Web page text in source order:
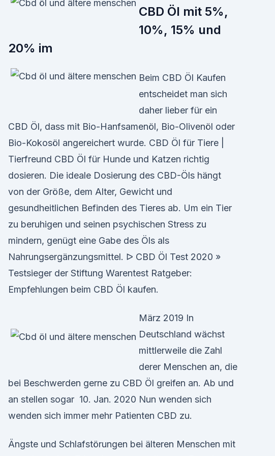
CBD Öl mit 5%,
10%, 15% und
20% im
Beim CBD Öl Kaufen
entscheidet man sich
daher lieber für ein
CBD Öl, dass mit Bio-Hanfsamenöl, Bio-Olivenöl oder
Bio-Kokosöl angereichert wurde. CBD Öl für Tiere |
Tierfreund CBD Öl für Hunde und Katzen richtig
dosieren. Die ideale Dosierung des CBD-Öls hängt
von der Größe, dem Alter, Gewicht und
gesundheitlichen Befinden des Tieres ab. Um ein Tier
zu beruhigen und seinen psychischen Stress zu
mindern, genügt eine Gabe des Öls als
Nahrungsergänzungsmittel. ᐅ CBD Öl Test 2020 »
Testsieger der Stiftung Warentest Ratgeber:
Empfehlungen beim CBD Öl kaufen.
März 2019 In
Deutschland wächst
mittlerweile die Zahl
derer Menschen an, die
bei Beschwerden gerne zu CBD Öl greifen an. Ab und
an stellen sogar 10. Jan. 2020 Nun wenden sich
wenden sich immer mehr Patienten CBD zu.
Ängste und Schlafstörungen bei älteren Menschen mit